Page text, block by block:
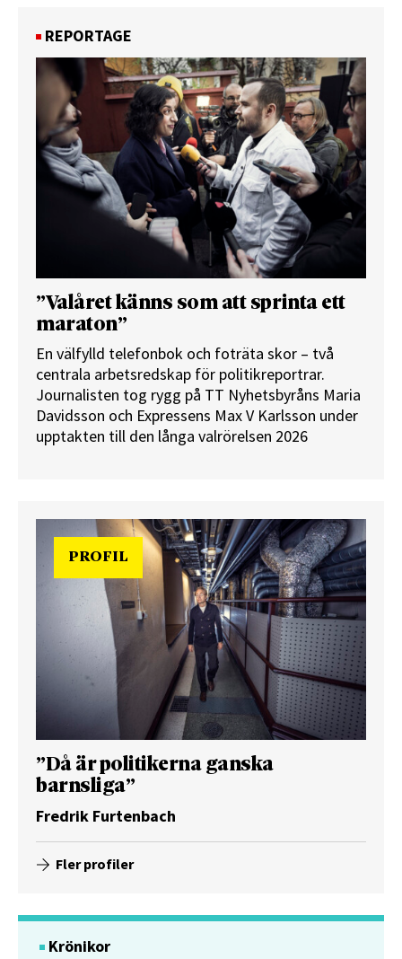
REPORTAGE
”Valåret känns som att sprinta ett
maraton”
En välfylld telefonbok och foträta skor – två
centrala arbetsredskap för politikreportrar.
Journalisten tog rygg på TT Nyhetsbyråns Maria
Davidsson och Expressens Max V Karlsson under
upptakten till den långa valrörelsen 2026
PROFIL
”Då är politikerna ganska
barnsliga”
Fredrik Furtenbach
Fler profiler
Krönikor